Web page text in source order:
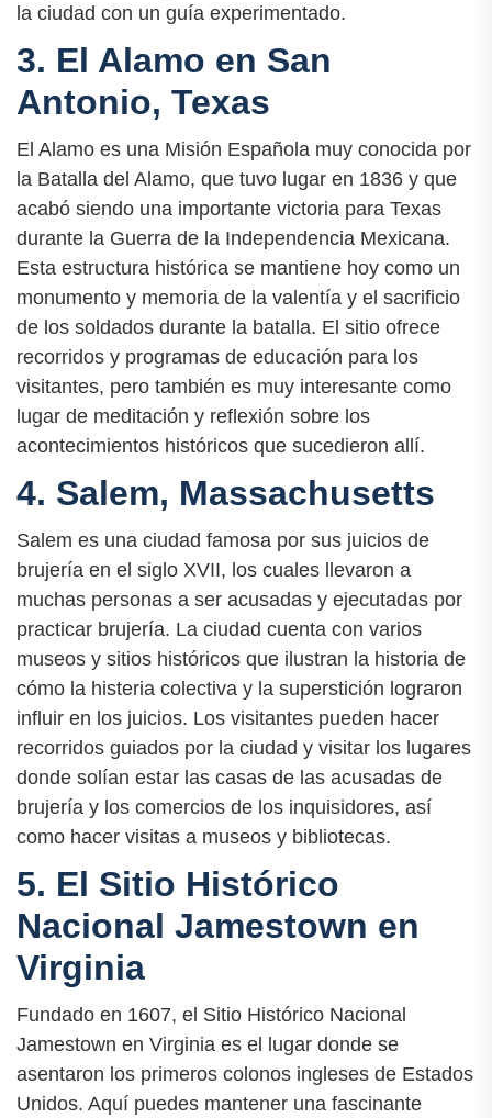
la ciudad con un guía experimentado.
3. El Alamo en San
Antonio, Texas
El Alamo es una Misión Española muy conocida por
la Batalla del Alamo, que tuvo lugar en 1836 y que
acabó siendo una importante victoria para Texas
durante la Guerra de la Independencia Mexicana.
Esta estructura histórica se mantiene hoy como un
monumento y memoria de la valentía y el sacrificio
de los soldados durante la batalla. El sitio ofrece
recorridos y programas de educación para los
visitantes, pero también es muy interesante como
lugar de meditación y reflexión sobre los
acontecimientos históricos que sucedieron allí.
4. Salem, Massachusetts
Salem es una ciudad famosa por sus juicios de
brujería en el siglo XVII, los cuales llevaron a
muchas personas a ser acusadas y ejecutadas por
practicar brujería. La ciudad cuenta con varios
museos y sitios históricos que ilustran la historia de
cómo la histeria colectiva y la superstición lograron
influir en los juicios. Los visitantes pueden hacer
recorridos guiados por la ciudad y visitar los lugares
donde solían estar las casas de las acusadas de
brujería y los comercios de los inquisidores, así
como hacer visitas a museos y bibliotecas.
5. El Sitio Histórico
Nacional Jamestown en
Virginia
Fundado en 1607, el Sitio Histórico Nacional
Jamestown en Virginia es el lugar donde se
asentaron los primeros colonos ingleses de Estados
Unidos. Aquí puedes mantener una fascinante